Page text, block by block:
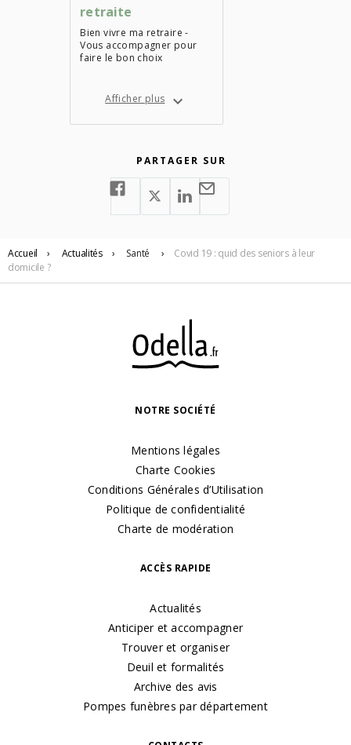
retraite
Bien vivre ma retraire -
Vous accompagner pour
faire le bon choix
Afficher plus
PARTAGER SUR
Accueil › Actualités › Santé ›
Covid 19 : quid des seniors à leur
domicile ?
NOTRE SOCIÉTÉ
Mentions légales
Charte Cookies
Conditions Générales d’Utilisation
Politique de confidentialité
Charte de modération
ACCÈS RAPIDE
Actualités
Anticiper et accompagner
Trouver et organiser
Deuil et formalités
Archive des avis
Pompes funèbres par département